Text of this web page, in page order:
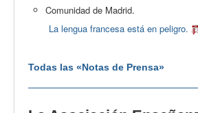
Comunidad de Madrid.
La lengua francesa está en peligro.
Todas las «Notas de Prensa»